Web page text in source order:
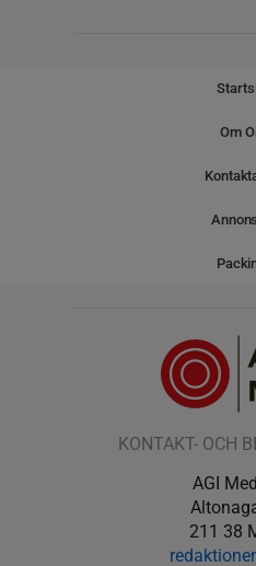
Om
KONTAKT- OCH
AGI
211 38